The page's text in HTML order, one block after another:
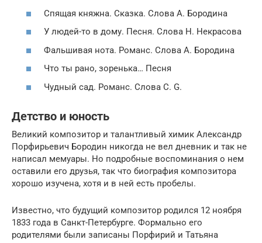
Спящая княжна. Сказка. Слова А. Бородина
У людей-то в дому. Песня. Слова Н. Некрасова
Фальшивая нота. Романс. Слова А. Бородина
Что ты рано, зоренька… Песня
Чудный сад. Романс. Слова C. G.
Детство и юность
Великий композитор и талантливый химик Александр
Порфирьевич Бородин никогда не вел дневник и так не
написал мемуары. Но подробные воспоминания о нем
оставили его друзья, так что биография композитора
хорошо изучена, хотя и в ней есть пробелы.
Известно, что будущий композитор родился 12 ноября
1833 года в Санкт-Петербурге. Формально его
родителями были записаны Порфирий и Татьяна